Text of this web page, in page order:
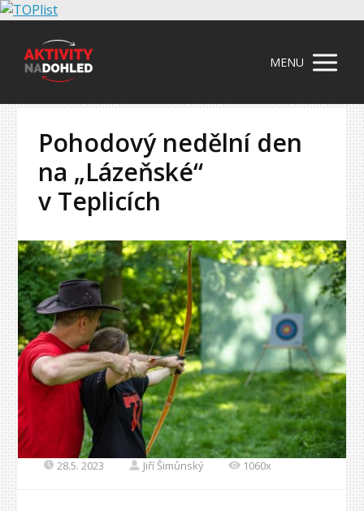
MENU
Pohodový nedělní den
na „Lázeňské“
v Teplicích
28.5. 2023 Jiří Šimůnský 1060x